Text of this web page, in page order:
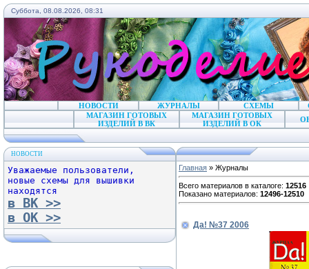
Суббота, 08.08.2026, 08:31
НОВОСТИ ЖУРНАЛЫ СХЕМЫ
МАГАЗИН ГОТОВЫХ
ИЗДЕЛИЙ В ВК
МАГАЗИН ГОТОВЫХ
ИЗДЕЛИЙ В ОК
НОВОСТИ
Уважаемые пользователи,
новые схемы для вышивки
находятся
в ВК >>
в ОК >>
Главная » Журналы
Всего материалов в каталоге: 12516
Показано материалов: 12496-12510
Да! №37 2006